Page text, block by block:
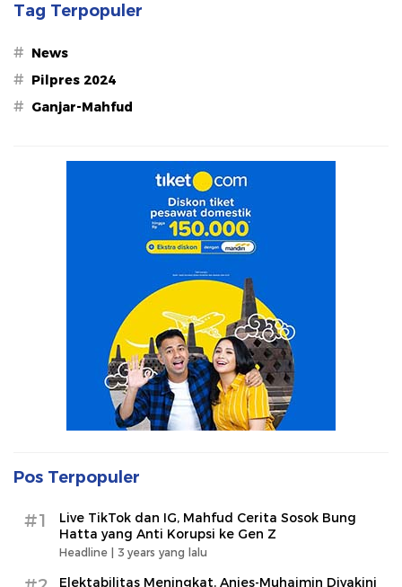
Tag Terpopuler
# News
# Pilpres 2024
# Ganjar-Mahfud
Pos Terpopuler
#1
Live TikTok dan IG, Mahfud Cerita Sosok Bung
Hatta yang Anti Korupsi ke Gen Z
Headline | 3 years yang lalu
Elektabilitas Meningkat, Anies-Muhaimin Diyakini